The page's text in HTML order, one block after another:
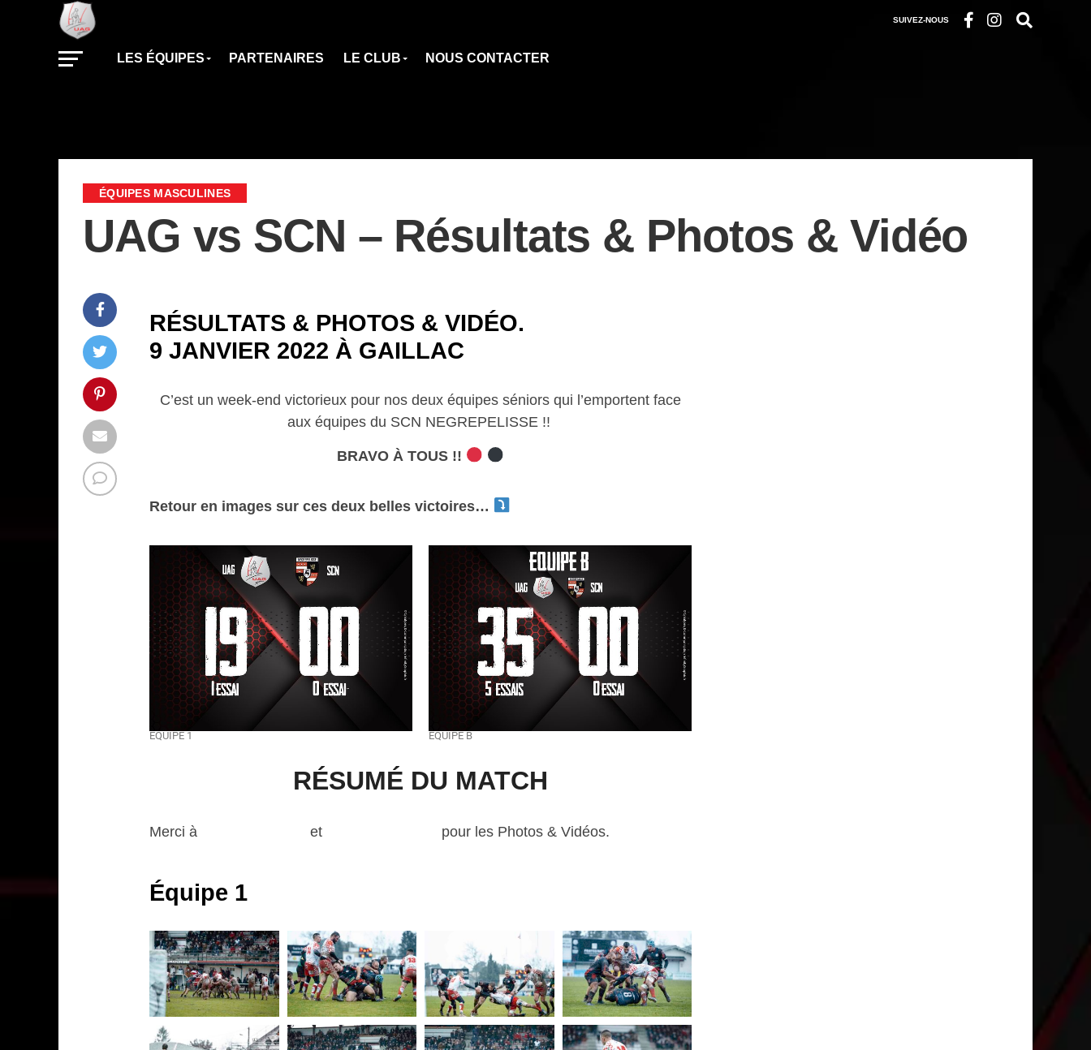
SUIVEZ-NOUS
LES ÉQUIPES PARTENAIRES LE CLUB NOUS CONTACTER
ÉQUIPES MASCULINES
UAG vs SCN – Résultats & Photos & Vidéo
RÉSULTATS & PHOTOS & VIDÉO.
9 JANVIER 2022 À GAILLAC
C’est un week-end victorieux pour nos deux équipes séniors qui l’emportent face
aux équipes du SCN NEGREPELISSE !!
BRAVO À TOUS !!
Retour en images sur ces deux belles victoires…
ÉQUIPE 1 ÉQUIPE B
RÉSUMÉ DU MATCH
Merci à et pour les Photos & Vidéos.
Équipe 1